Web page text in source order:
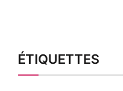
ÉTIQUETTES